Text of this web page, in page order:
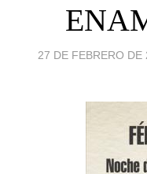
27 DE FEBRERO DE